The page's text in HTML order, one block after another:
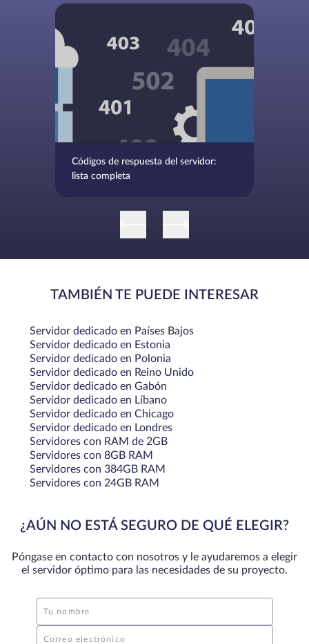
Códigos de respuesta del servidor:
lista completa
TAMBIÉN TE PUEDE INTERESAR
Servidor dedicado en Países Bajos
Servidor dedicado en Estonia
Servidor dedicado en Polonia
Servidor dedicado en Reino Unido
Servidor dedicado en Gabón
Servidor dedicado en Líbano
Servidor dedicado en Chicago
Servidor dedicado en Londres
Servidores con RAM de 2GB
Servidores con 8GB RAM
Servidores con 384GB RAM
Servidores con 24GB RAM
¿AÚN NO ESTÁ SEGURO DE QUÉ ELEGIR?
Póngase en contacto con nosotros y le ayudaremos a elegir
el servidor óptimo para las necesidades de su proyecto.
Tu nombre
Correo electrónico